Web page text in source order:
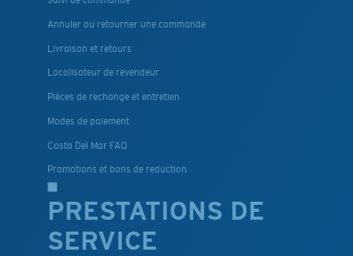
Annuler ou retourner une commande
Livraison et retours
Localisateur de revendeur
Pièces de rechange et entretien
Modes de paiement
Costa Del Mar FAQ
Promotions et bons de reduction
PRESTATIONS DE
SERVICE